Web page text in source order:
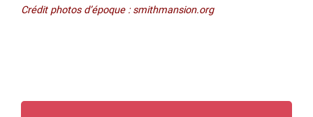
Crédit photos d’époque : smithmansion.org